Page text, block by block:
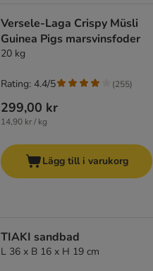
Versele-Laga Crispy Müsli
Guinea Pigs marsvinsfoder
20 kg
299,00 kr
14,90 kr / kg
Rating: 4.4/5 (255)
Lägg till i varukorg
TIAKI sandbad
L 36 x B 16 x H 19 cm